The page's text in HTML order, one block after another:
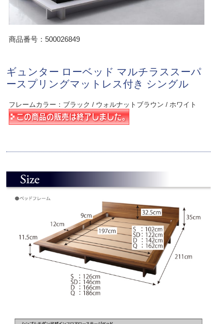
商品番号：500026849
ギュンター ローベッド マルチラススーパ
ースプリングマットレス付き シングル
フレームカラー：ブラック / ウォルナットブラウン / ホワイト